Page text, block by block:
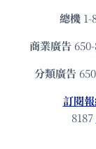
總機 1-
商業廣告
分類廣告
訂閱
8187